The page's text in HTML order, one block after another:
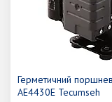
Герметичний
AE4430E Tecumseh